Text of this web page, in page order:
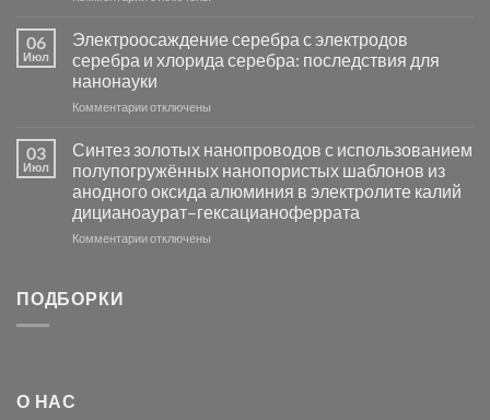
группы
фотокаталитической
активности
Хлорида
Серебра-
в
видимом
свете
с
помощью
модификации
06
Июл
Электроосаждение серебра с электродов
серебра и хлорида серебра: последствия для
нанонауки
Комментариик
серебра
с
электродов
серебра
и
отключены
03
Июл
Синтез золотых нанопроводов с использованием
полупогружённых нанопористых шаблонов из
анодного оксида алюминия в электролите калий
дицианоаурат–гексацианоферрата
Комментариикотключены
ПОДБОРКИ
О НАС